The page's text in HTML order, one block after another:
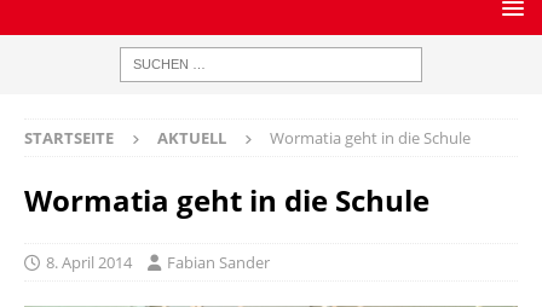
STARTSEITE AKTUELL Wormatia geht in die Schule
Wormatia geht in die Schule
8. April 2014 Fabian Sander